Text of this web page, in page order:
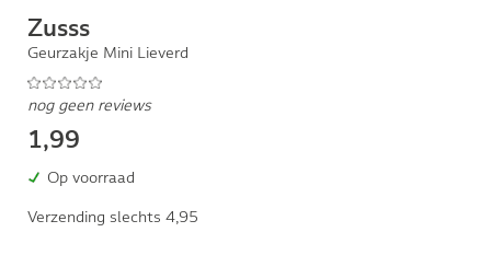
Zusss
Geurzakje Mini Lieverd
nog geen reviews
1,99
Op voorraad
Verzending slechts 4,95